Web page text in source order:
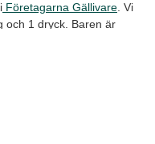
Företagarna Gällivare. Vi
och 1 dryck. Baren är